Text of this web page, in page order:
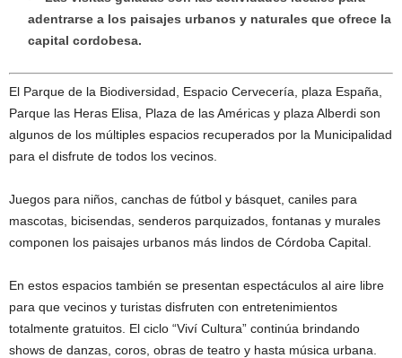
adentrarse a los paisajes urbanos y naturales que ofrece la
capital cordobesa.
El Parque de la Biodiversidad, Espacio Cervecería, plaza España,
Parque las Heras Elisa, Plaza de las Américas y plaza Alberdi son
algunos de los múltiples espacios recuperados por la Municipalidad
para el disfrute de todos los vecinos.
Juegos para niños, canchas de fútbol y básquet, caniles para
mascotas, bicisendas, senderos parquizados, fontanas y murales
componen los paisajes urbanos más lindos de Córdoba Capital.
En estos espacios también se presentan espectáculos al aire libre
para que vecinos y turistas disfruten con entretenimientos
totalmente gratuitos. El ciclo “Viví Cultura” continúa brindando
shows de danzas, coros, obras de teatro y hasta música urbana.